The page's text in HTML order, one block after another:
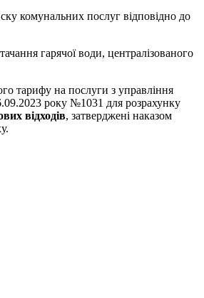
комунальних послуг відповідно до
гарячої води, централізованого
тарифу на послуги з управління
року №1031 для розрахунку
відходів, затверджені наказом